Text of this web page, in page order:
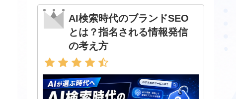
AI検索時代のブランドSEO
とは？指名される情報発信
の考え方